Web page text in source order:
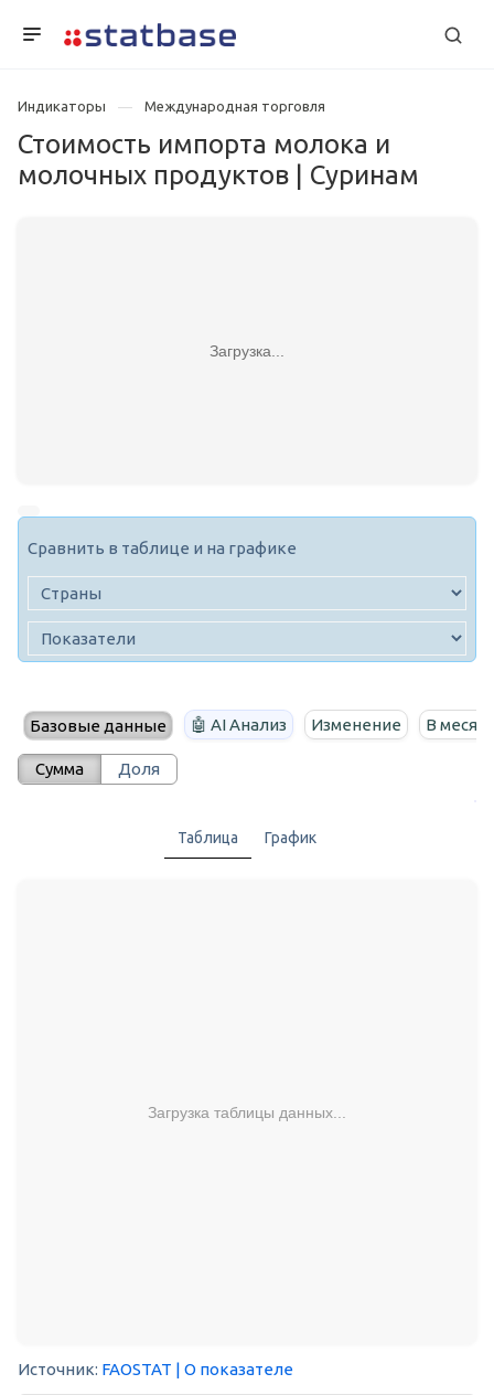
Индикаторы Международная торговля
Стоимость импорта молока и
молочных продуктов | Суринам
Загрузка...
Сравнить в таблице и на графике
Базовые данные 🤖 AI Анализ Изменение В месяц
Сумма Доля
Таблица График
Загрузка таблицы данных...
Источник: FAOSTAT | О показателе